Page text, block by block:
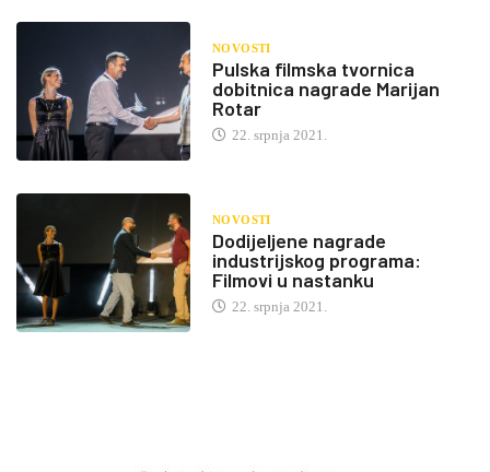
NOVOSTI
Pulska filmska tvornica
dobitnica nagrade Marijan
Rotar
22. srpnja 2021.
NOVOSTI
Dodijeljene nagrade
industrijskog programa:
Filmovi u nastanku
22. srpnja 2021.